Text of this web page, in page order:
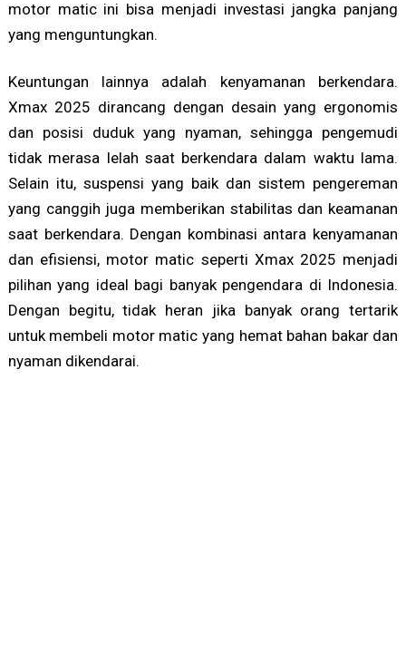
motor matic ini bisa menjadi investasi jangka panjang
yang menguntungkan.
Keuntungan lainnya adalah kenyamanan berkendara.
Xmax 2025 dirancang dengan desain yang ergonomis
dan posisi duduk yang nyaman, sehingga pengemudi
tidak merasa lelah saat berkendara dalam waktu lama.
Selain itu, suspensi yang baik dan sistem pengereman
yang canggih juga memberikan stabilitas dan keamanan
saat berkendara. Dengan kombinasi antara kenyamanan
dan efisiensi, motor matic seperti Xmax 2025 menjadi
pilihan yang ideal bagi banyak pengendara di Indonesia.
Dengan begitu, tidak heran jika banyak orang tertarik
untuk membeli motor matic yang hemat bahan bakar dan
nyaman dikendarai.